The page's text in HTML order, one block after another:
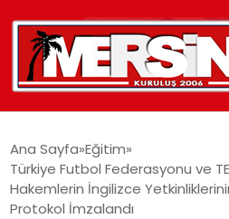
YAŞAM
Ana Sayfa Eğitim
Türkiye Futbol Federasyonu ve
Hakemlerin İngilizce
Protokol İmzalandı